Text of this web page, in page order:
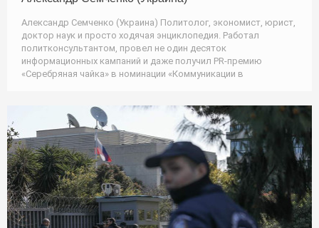
Александр Семченко (Украина) Политолог, экономист, юрист,
доктор наук и просто ходячая энциклопедия. Работал
политконсультантом, провел не один десяток
информационных кампаний и даже получил PR-премию
«Серебряная чайка» в номинации «Коммуникации в